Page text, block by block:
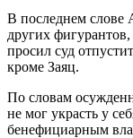
В последнем слове
других
просил суд
кроме Заяц.
По словам
не мог украсть у
бенефициарным